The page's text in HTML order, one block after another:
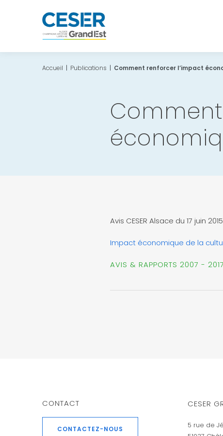
Accueil | Publications | Comment renforcer l’impact
Avis CESER Alsace du 17 juin 2015
Impact économique de la
AVIS & RAPPORTS 2007 -
CONTACT
CONTACTEZ-NOUS
CESER
5 rue de